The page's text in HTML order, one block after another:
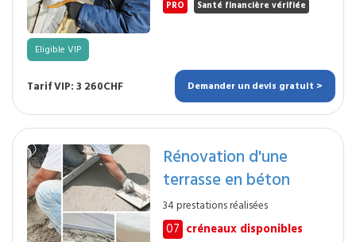
PRO Santé financière vérifiée
Eligible VIP
Tarif VIP: 3 260CHF Demander un devis gratuit >
Rénovation d'une
terrasse en béton
34 prestations réalisées
07 créneaux disponibles